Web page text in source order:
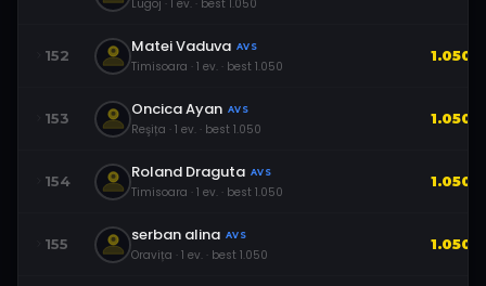
Lugoj · 1 ev. · best 1.050
152 Matei Vaduva AVS
Timisoara · 1 ev. · best 1.050
1.050
153 Oncica Ayan AVS
Reşița · 1 ev. · best 1.050
1.050
154 Roland Draguta AVS
Timisoara · 1 ev. · best 1.050
1.050
155 serban alina AVS
Oravița · 1 ev. · best 1.050
1.050